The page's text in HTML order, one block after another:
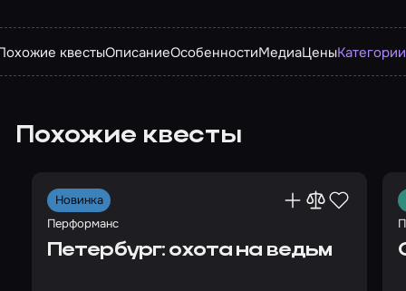
квестыОписаниеОсобенностиМедиаЦеныКатегории
Похожие квесты
Новинка
Перформанс
Петербург: охота на ведьм